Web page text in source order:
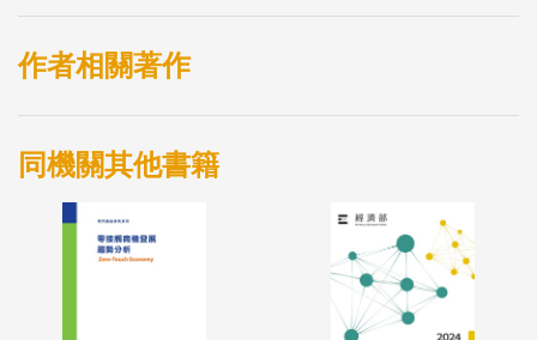
通用五菱的宏光MINI為最，驚動全球車市成為最耀
眼的一顆新星。另一方面，位處東亞的日本兩大車廠
的目標，以電動車（EV）、油電混合車（HEV）2大
核心為首要。後者的新戰略則著重在汽車「電動化之
推動」和「安全技術之進化」等發展項目上。包含推
出純電電動車（BEV）的專用平台及「Level 2＋」的
先進駕駛輔助系統（Advanced Driver Assistance
作者相關著作
同機關其他書籍